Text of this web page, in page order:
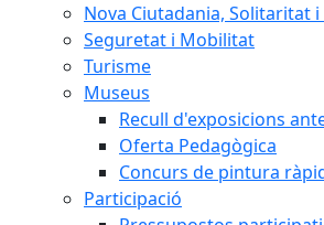
Nova Ciutadania, Solitaritat
Seguretat i Mobilitat
Turisme
Museus
Recull d'exposicions
Oferta Pedagògica
Concurs de pintura
Participació